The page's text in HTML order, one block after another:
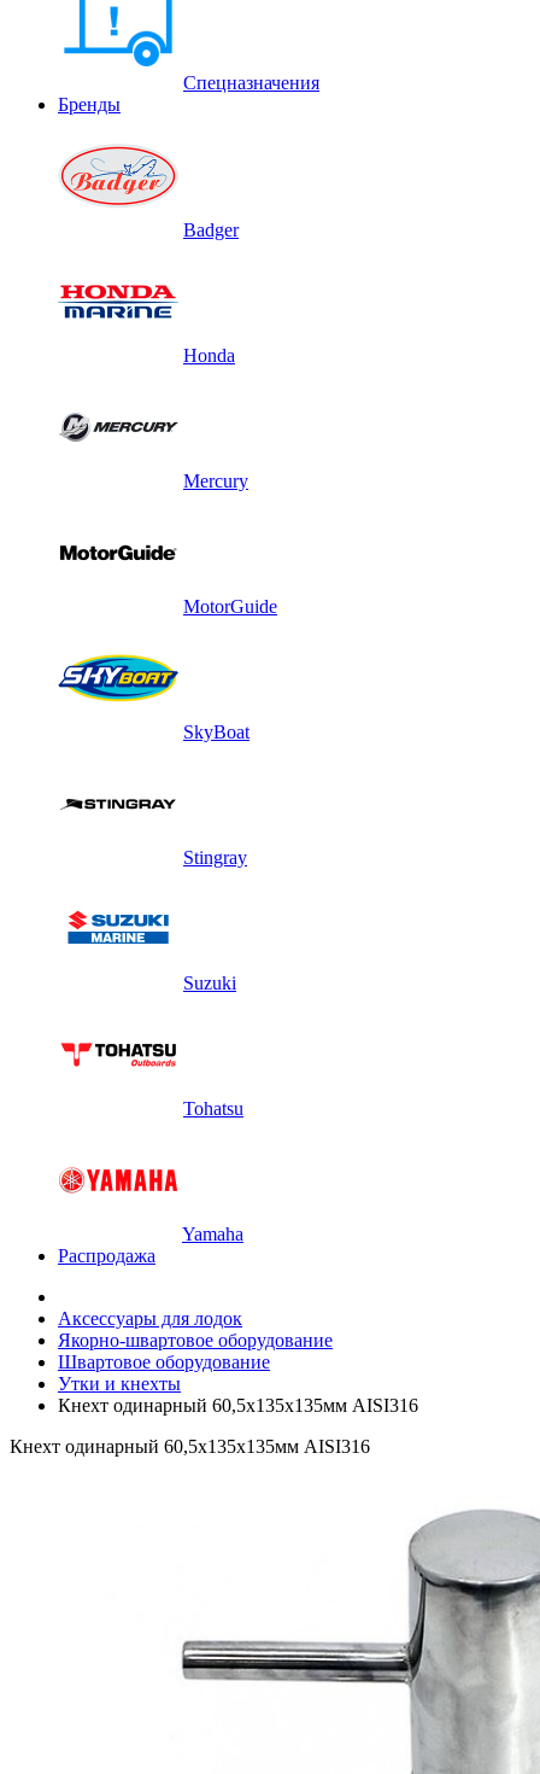
Спецназначения
Бренды
Badger
Honda
Mercury
MotorGuide
SkyBoat
Stingray
Suzuki
Tohatsu
Yamaha
Распродажа
Аксессуары для лодок
Якорно-швартовое оборудование
Швартовое оборудование
Утки и кнехты
Кнехт одинарный 60,5х135х135мм AISI316
Кнехт одинарный 60,5х135х135мм AISI316